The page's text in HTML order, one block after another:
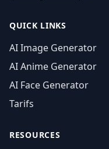
QUICK LINKS
AI Image Generator
AI Anime Generator
AI Face Generator
Tarifs
RESOURCES